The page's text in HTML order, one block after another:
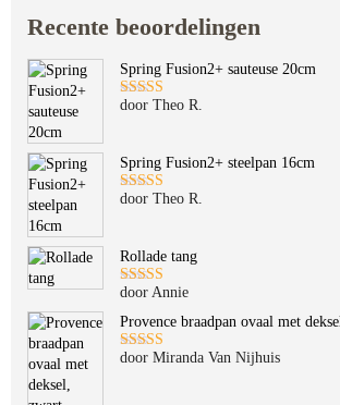
Recente beoordelingen
Spring Fusion2+ sauteuse 20cm
Gewaardeerd
door Theo R.
Spring Fusion2+ steelpan 16cm
Gewaardeerd
door Theo R.
Rollade tang
Gewaardeerd
door Annie
Provence braadpan ovaal met
Gewaardeerd
door Miranda Van Nijhuis